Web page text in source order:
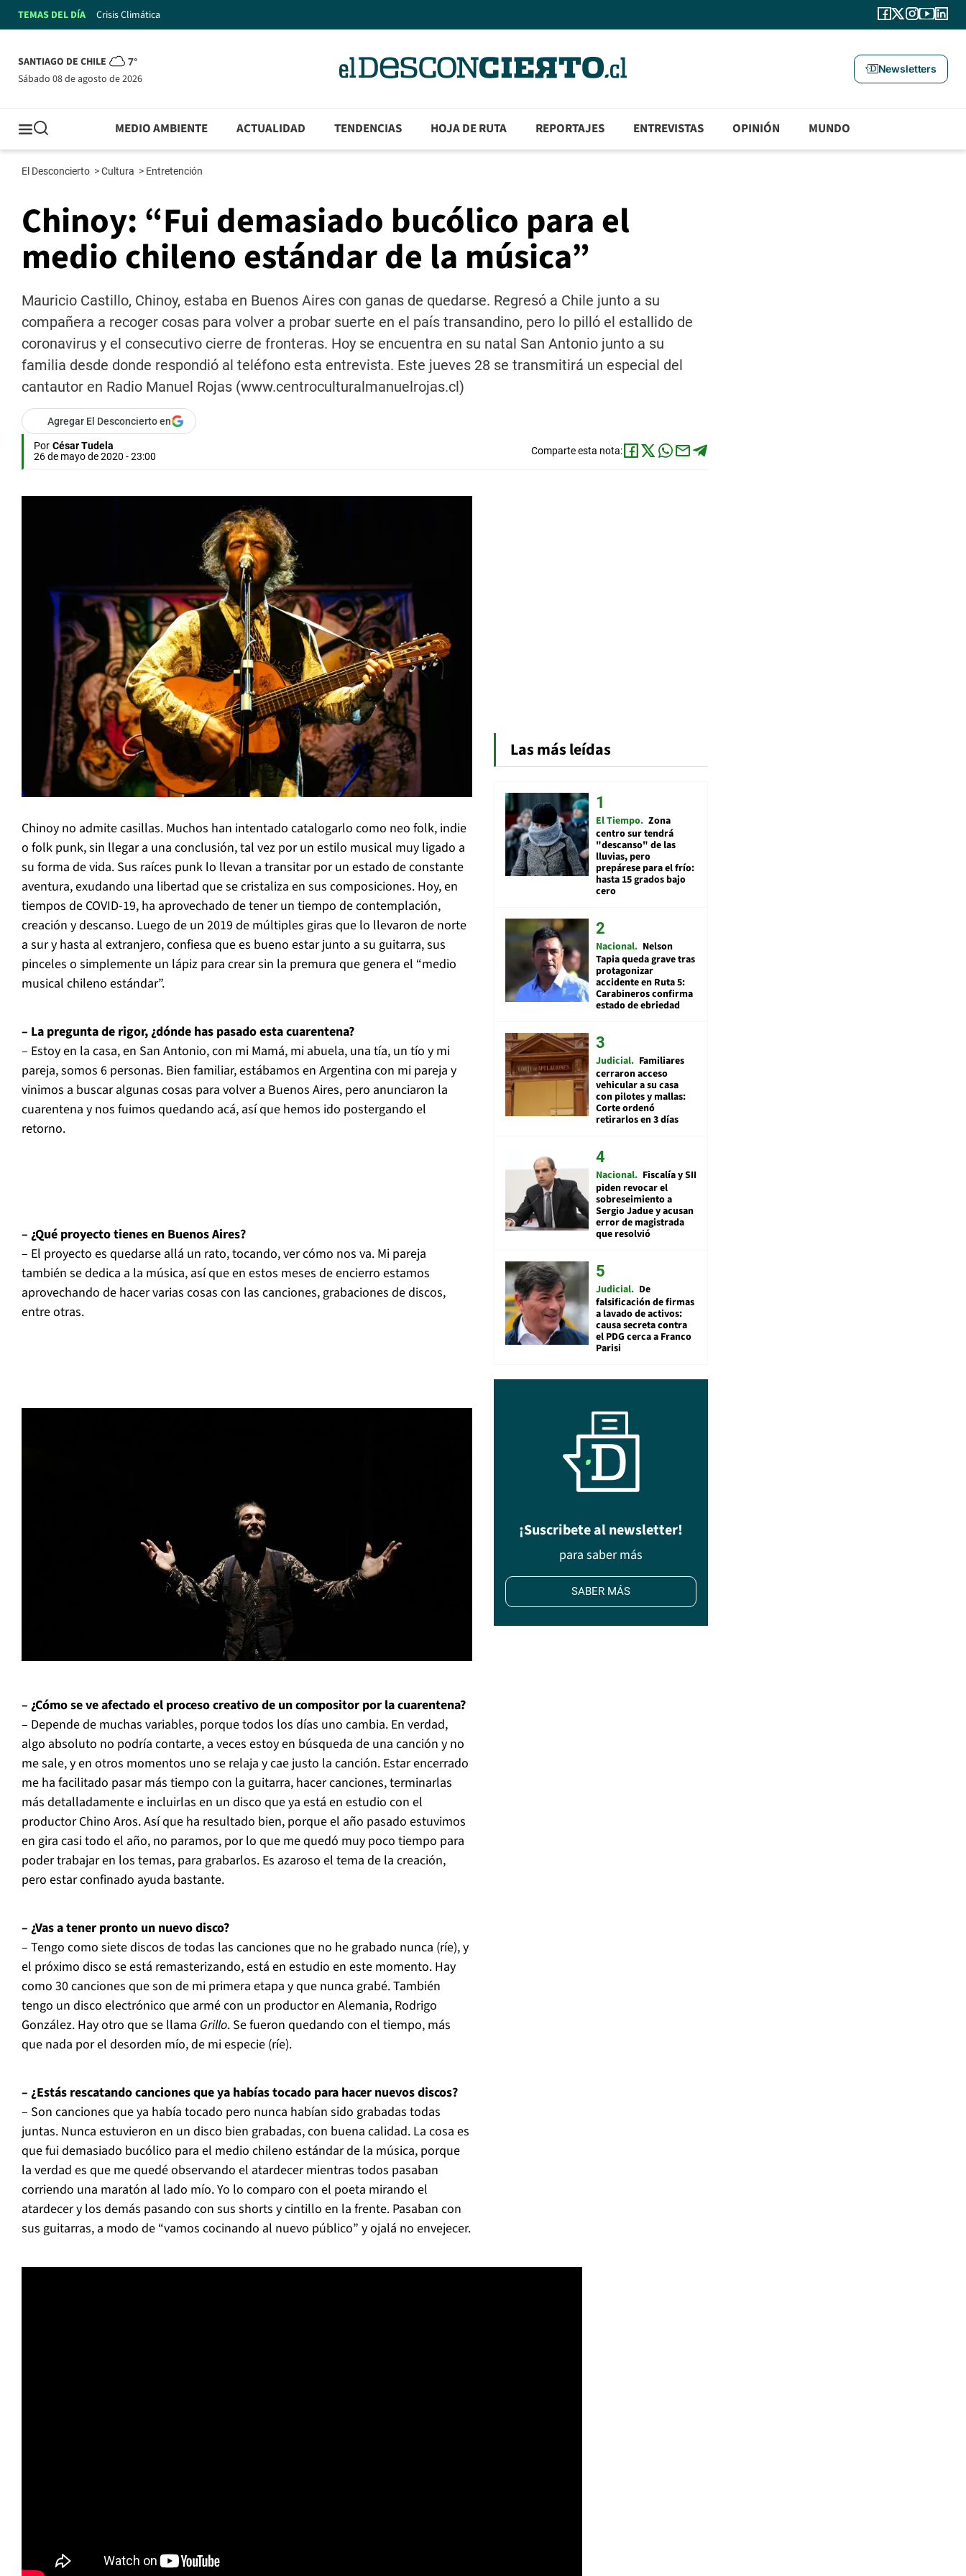
TEMAS DEL DÍA Crisis Climática
SANTIAGO DE CHILE 7°
sábado 08 de agosto de 2026
Newsletters
MEDIO AMBIENTE ACTUALIDAD TENDENCIAS HOJA DE RUTA REPORTAJES ENTREVISTAS OPINIÓN MUNDO
El Desconcierto >Cultura > Entretención
Chinoy: “Fui demasiado bucólico para el
medio chileno estándar de la música”
Mauricio Castillo, Chinoy, estaba en Buenos Aires con ganas de quedarse. Regresó a Chile junto a su
compañera a recoger cosas para volver a probar suerte en el país transandino, pero lo pilló el estallido de
coronavirus y el consecutivo cierre de fronteras. Hoy se encuentra en su natal San Antonio junto a su
familia desde donde respondió al teléfono esta entrevista. Este jueves 28 se transmitirá un especial del
cantautor en Radio Manuel Rojas (www.centroculturalmanuelrojas.cl)
Agregar El Desconcierto en
Por César Tudela
26 de mayo de 2020 - 23:00
Comparte esta nota:
Chinoy no admite casillas. Muchos han intentado catalogarlo como neo folk, indie
o folk punk, sin llegar a una conclusión, tal vez por un estilo musical muy ligado a
su forma de vida. Sus raíces punk lo llevan a transitar por un estado de constante
aventura, exudando una libertad que se cristaliza en sus composiciones. Hoy, en
tiempos de COVID-19, ha aprovechado de tener un tiempo de contemplación,
creación y descanso. Luego de un 2019 de múltiples giras que lo llevaron de norte
a sur y hasta al extranjero, confiesa que es bueno estar junto a su guitarra, sus
pinceles o simplemente un lápiz para crear sin la premura que genera el “medio
musical chileno estándar”.
– La pregunta de rigor, ¿dónde has pasado esta cuarentena?
– Estoy en la casa, en San Antonio, con mi Mamá, mi abuela, una tía, un tío y mi
pareja, somos 6 personas. Bien familiar, estábamos en Argentina con mi pareja y
vinimos a buscar algunas cosas para volver a Buenos Aires, pero anunciaron la
cuarentena y nos fuimos quedando acá, así que hemos ido postergando el
retorno.
– ¿Qué proyecto tienes en Buenos Aires?
– El proyecto es quedarse allá un rato, tocando, ver cómo nos va. Mi pareja
también se dedica a la música, así que en estos meses de encierro estamos
aprovechando de hacer varias cosas con las canciones, grabaciones de discos,
entre otras.
– ¿Cómo se ve afectado el proceso creativo de un compositor por la cuarentena?
– Depende de muchas variables, porque todos los días uno cambia. En verdad,
algo absoluto no podría contarte, a veces estoy en búsqueda de una canción y no
me sale, y en otros momentos uno se relaja y cae justo la canción. Estar encerrado
me ha facilitado pasar más tiempo con la guitarra, hacer canciones, terminarlas
más detalladamente e incluirlas en un disco que ya está en estudio con el
productor Chino Aros. Así que ha resultado bien, porque el año pasado estuvimos
en gira casi todo el año, no paramos, por lo que me quedó muy poco tiempo para
poder trabajar en los temas, para grabarlos. Es azaroso el tema de la creación,
pero estar confinado ayuda bastante.
– ¿Vas a tener pronto un nuevo disco?
– Tengo como siete discos de todas las canciones que no he grabado nunca (ríe), y
el próximo disco se está remasterizando, está en estudio en este momento. Hay
como 30 canciones que son de mi primera etapa y que nunca grabé. También
tengo un disco electrónico que armé con un productor en Alemania, Rodrigo
González. Hay otro que se llama Grillo. Se fueron quedando con el tiempo, más
que nada por el desorden mío, de mi especie (ríe).
– ¿Estás rescatando canciones que ya habías tocado para hacer nuevos discos?
– Son canciones que ya había tocado pero nunca habían sido grabadas todas
juntas. Nunca estuvieron en un disco bien grabadas, con buena calidad. La cosa es
que fui demasiado bucólico para el medio chileno estándar de la música, porque
la verdad es que me quedé observando el atardecer mientras todos pasaban
corriendo una maratón al lado mío. Yo lo comparo con el poeta mirando el
atardecer y los demás pasando con sus shorts y cintillo en la frente. Pasaban con
sus guitarras, a modo de “vamos cocinando al nuevo público” y ojalá no envejecer.
Las más leídas
El Tiempo Zona
centro sur tendrá
"descanso" de las
lluvias, pero
prepárese para el frío:
hasta 15 grados bajo
cero
Nacional Nelson
Tapia queda grave tras
protagonizar
accidente en Ruta 5:
Carabineros confirma
estado de ebriedad
Judicial Familiares
cerraron acceso
vehicular a su casa
con pilotes y mallas:
Corte ordenó
retirarlos en 3 días
Nacional Fiscalía y SII
piden revocar el
sobreseimiento a
Sergio Jadue y acusan
error de magistrada
que resolvió
Judicial De
falsificación de firmas
a lavado de activos:
causa secreta contra
el PDG cerca a Franco
Parisi
¡Suscribete al newsletter!
para saber más
SABER MÁS